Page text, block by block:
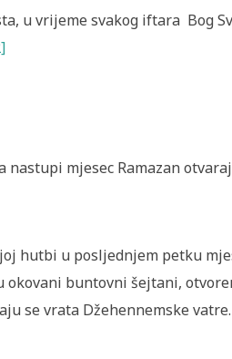
u vrijeme svakog iftara Bog
nastupi mjesec Ramazan
hutbi u posljednjem petku
okovani buntovni šejtani,
se vrata Džehennemske vatre.